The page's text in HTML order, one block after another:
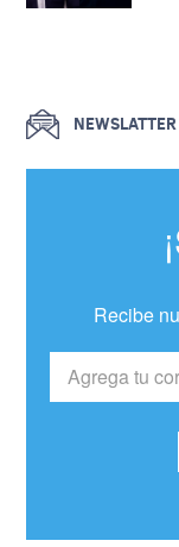
NEWSLATTER
Recibe